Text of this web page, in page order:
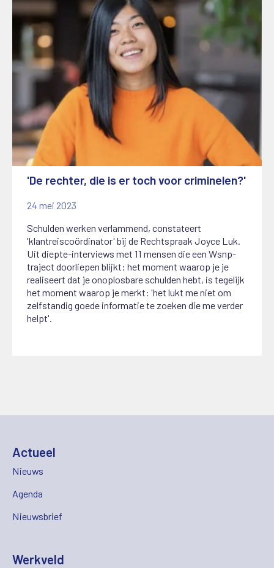
'De rechter, die is er toch voor criminelen?'
24 mei 2023
Schulden werken verlammend, constateert
'klantreiscoördinator' bij de Rechtspraak Joyce Luk.
Uit diepte-interviews met 11 mensen die een Wsnp-
traject doorliepen blijkt: het moment waarop je je
realiseert dat je onoplosbare schulden hebt, is tegelijk
het moment waarop je merkt: 'het lukt me niet om
zelfstandig goede informatie te zoeken die me verder
helpt'.
Actueel
Nieuws
Agenda
Nieuwsbrief
Werkveld